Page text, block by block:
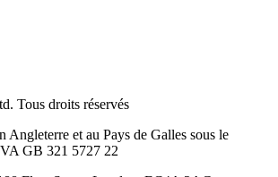
Tous droits réservés
Angleterre et au Pays de Galles sous le
GB 321 5727 22